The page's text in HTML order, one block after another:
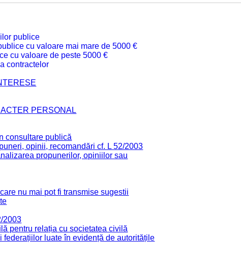
publice
cu valoare mai mare de 5000 €
cu valoare de peste 5000 €
contractelor
PERSONAL
consultare publică
opinii, recomandări cf. L 52/2003
propunerilor, opiniilor sau
nu mai pot fi transmise sugestii
2003
pentru relația cu societatea civilă
luate în evidență de autoritățile